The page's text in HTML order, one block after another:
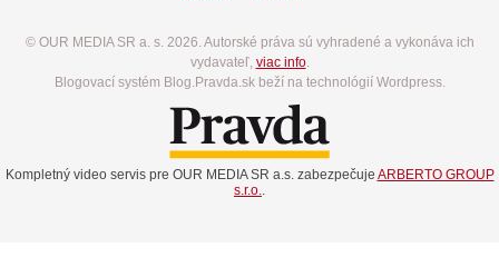
© OUR MEDIA SR a. s. 2026. Autorské práva sú vyhradené a vykonáva ich
vydavateľ, viac info.
Blogovací systém Blog.Pravda.sk beží na technológií Wordpress.
Kompletný video servis pre OUR MEDIA SR a.s. zabezpečuje ARBERTO GROUP
s.r.o.